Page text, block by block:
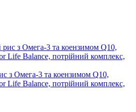
з Омега-3 та коензимом Q10,
Life Balance, потрійний комплекс,